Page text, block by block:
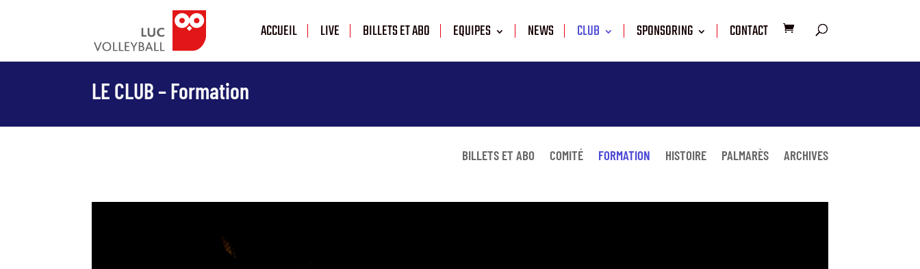
ACCUEIL LIVE BILLETS ET ABO EQUIPES NEWS CLUB SPONSORING CONTACT
LE CLUB – Formation
BILLETS ET ABO COMITÉ FORMATION HISTOIRE PALMARÈS ARCHIVES